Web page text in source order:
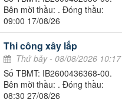
Bên mời thầu: . Đóng thầu:
09:00 17/08/26
Thi công xây lắp
Thứ bảy - 08/08/2026 10:17
Số TBMT: IB2600436368-00.
Bên mời thầu: . Đóng thầu:
08:30 27/08/26